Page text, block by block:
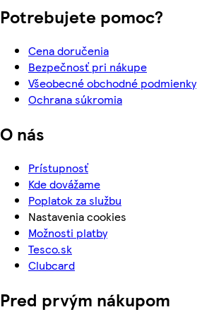
Potrebujete pomoc?
Cena doručenia
Bezpečnosť pri nákupe
Všeobecné obchodné podmienky
Ochrana súkromia
O nás
Prístupnosť
Kde dovážame
Poplatok za službu
Nastavenia cookies
Možnosti platby
Tesco.sk
Clubcard
Pred prvým nákupom